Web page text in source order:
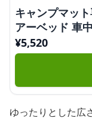
キャンプマッ
アーベッド 車
¥5,520
ゆったりとした広